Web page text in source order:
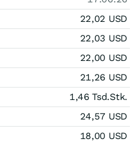
22,02 USD
22,03 USD
22,00 USD
21,26 USD
1,46 Tsd.Stk.
24,57 USD
18,00 USD